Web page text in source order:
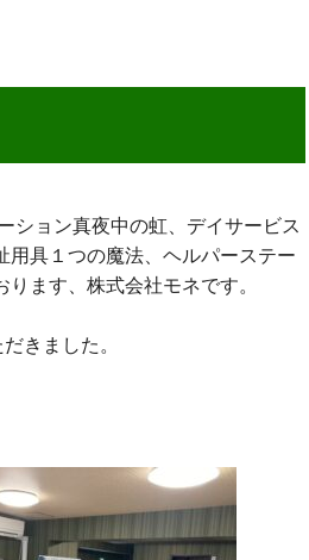
ション真夜中の虹、デイサービス
用具１つの魔法、ヘルパーステー
ります、株式会社モネです。
きました。